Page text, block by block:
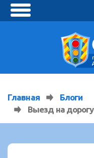
toggle
Главная
Блоги
Выезд на